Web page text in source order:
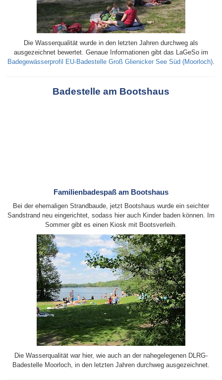
Die Wasserqualität wurde in den letzten Jahren durchweg als
ausgezeichnet bewertet. Genaue Informationen gibt das LaGeSo im
Badegewässerprofil EU-Badestelle Groß Glienicker See Süd (Moorloch)
Badestelle am Bootshaus
Familienbadespaß am Bootshaus
Bei der ehemaligen Strandbaude, jetzt Bootshaus wurde ein seichter
Sandstrand neu eingerichtet, sodass hier auch Kinder baden können. Im
Sommer gibt es einen Kiosk mit Bootsverleih.
Die Wasserqualität war hier, wie auch an der nahegelegenen DLRG-
Badestelle Moorloch, in den letzten Jahren durchweg ausgezeichnet.